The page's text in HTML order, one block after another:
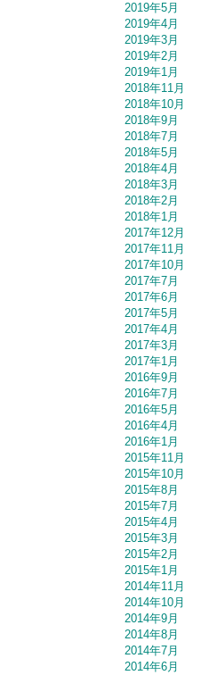
2019年5月
2019年4月
2019年3月
2019年2月
2019年1月
2018年11月
2018年10月
2018年9月
2018年7月
2018年5月
2018年4月
2018年3月
2018年2月
2018年1月
2017年12月
2017年11月
2017年10月
2017年7月
2017年6月
2017年5月
2017年4月
2017年3月
2017年1月
2016年9月
2016年7月
2016年5月
2016年4月
2016年1月
2015年11月
2015年10月
2015年8月
2015年7月
2015年4月
2015年3月
2015年2月
2015年1月
2014年11月
2014年10月
2014年9月
2014年8月
2014年7月
2014年6月